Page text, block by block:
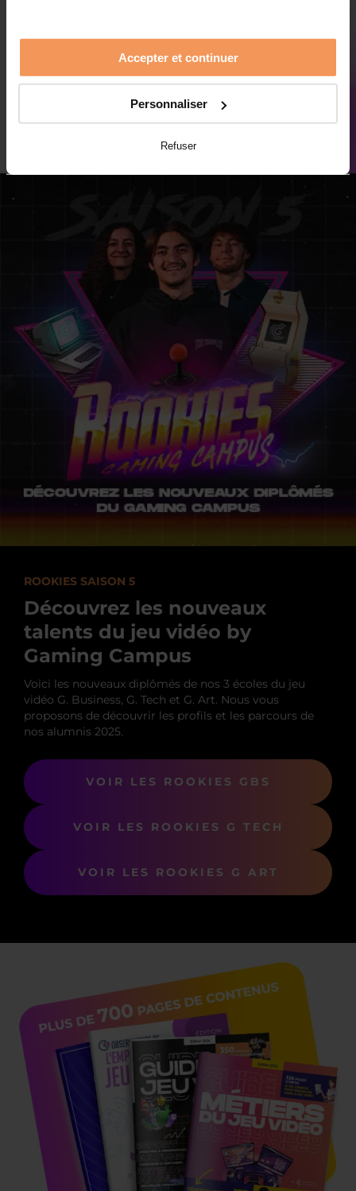
Accepter et continuer
Personnaliser
Refuser
TOUS LES TÉMOIGNAGES
ROOKIES SAISON 5
Découvrez les nouveaux
talents du jeu vidéo by
Gaming Campus
Voici les nouveaux diplômés de nos 3 écoles du jeu
vidéo G. Business, G. Tech et G. Art. Nous vous
proposons de découvrir les profils et les parcours de
nos alumnis 2025.
VOIR LES ROOKIES GBS
VOIR LES ROOKIES G TECH
VOIR LES ROOKIES G ART